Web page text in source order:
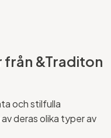
&Traditon
och stilfulla
deras olika typer av